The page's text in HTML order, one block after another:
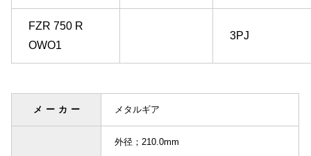
FZR 750 R
OWO1
3PJ
メーカー メタルギア
外径；210.0mm